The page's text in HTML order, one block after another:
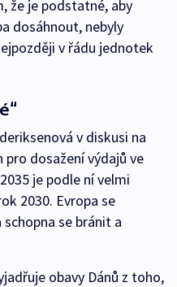
že je podstatné, aby
dosáhnout, nebyly
v řádu jednotek
v diskusi na
dosažení výdajů ve
je podle ní velmi
2030. Evropa se
se bránit a
obavy Dánů z toho,